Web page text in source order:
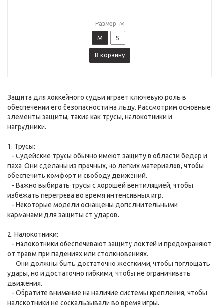
Размер: M
M S
В корзину
Защита для хоккейного судьи играет ключевую роль в
обеспечении его безопасности на льду. Рассмотрим основные
элементы защиты, такие как трусы, налокотники и
нагрудники.
1. Трусы:
- Судейские трусы обычно имеют защиту в области бедер и
паха. Они сделаны из прочных, но легких материалов, чтобы
обеспечить комфорт и свободу движений.
- Важно выбирать трусы с хорошей вентиляцией, чтобы
избежать перегрева во время интенсивных игр.
- Некоторые модели оснащены дополнительными
карманами для защиты от ударов.
2. Налокотники:
- Налокотники обеспечивают защиту локтей и предохраняют
от травм при падениях или столкновениях.
- Они должны быть достаточно жесткими, чтобы поглощать
удары, но и достаточно гибкими, чтобы не ограничивать
движения.
- Обратите внимание на наличие системы крепления, чтобы
налокотники не соскальзывали во время игры.